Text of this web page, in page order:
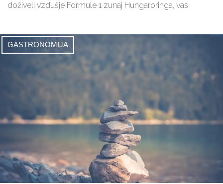
doživeli vzdušje Formule 1 zunaj Hungaroringa, vas
GASTRONOMIJA